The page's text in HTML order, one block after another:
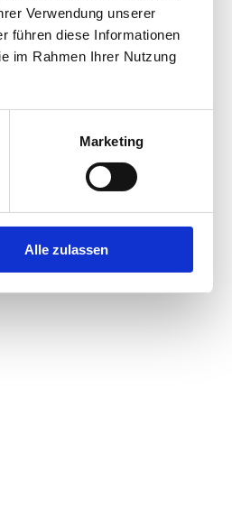
Verwendung unserer
führen diese Informationen
im Rahmen Ihrer Nutzung
Marketing
Alle zulassen